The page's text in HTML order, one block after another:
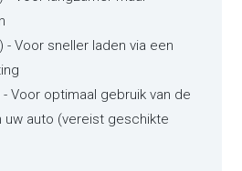
- Voor sneller laden via een
- Voor optimaal gebruik van de
uw auto (vereist geschikte